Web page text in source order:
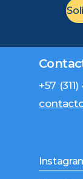
+57